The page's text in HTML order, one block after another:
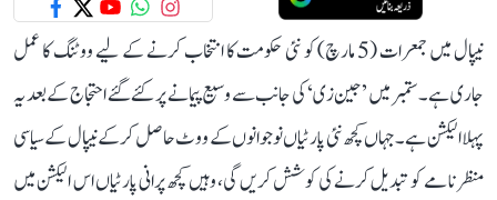
نیپال میں جمعرات (5 مارچ) کو نئی حکومت کا انتخاب کرنے کے لیے ووٹنگ کا عمل
جاری ہے۔ ستمبر میں ’جین زی‘ کی جانب سے وسیع پیمانے پر کئے گئے احتجاج کے بعد یہ
پہلا الیکشن ہے۔ جہاں کچھ نئی پارٹیاں نوجوانوں کے ووٹ حاصل کرکے نیپال کے سیاسی
منظر نامے کو تبدیل کرنے کی کوشش کریں گی، وہیں کچھ پرانی پارٹیاں اس الیکشن میں